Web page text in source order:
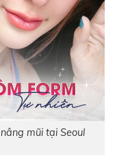
mũi tại Seoul